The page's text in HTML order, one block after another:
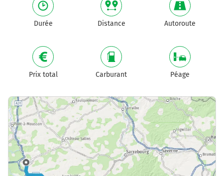
Durée Distance Autoroute
Prix total Carburant Péage